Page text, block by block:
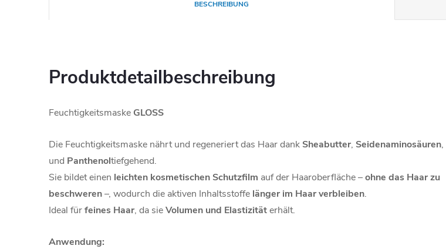
BESCHREIBUNG
Produktdetailbeschreibung
Feuchtigkeitsmaske GLOSS
Die Feuchtigkeitsmaske nährt und regeneriert das Haar dank Sheabutter, Seidenaminosäuren,
und Panthenoltiefgehend.
Sie bildet einen leichten kosmetischen Schutzfilm auf der Haaroberfläche –ohne das Haar zu
beschweren–, wodurch die aktiven Inhaltsstoffe länger im Haar verbleiben.
Ideal fürfeines Haar, da sieVolumen und Elastizitäterhält.
Anwendung: